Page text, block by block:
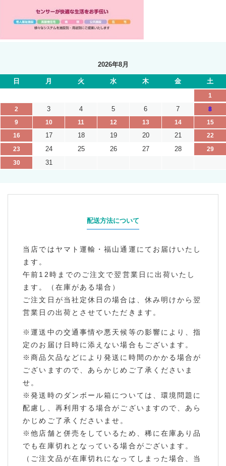
2026年8月
日 月 火 水 木 金 土
1
2
3 4 5 6 7
8
9
10 11 12 13 14
15
16
17 18 19 20 21
22
23
24 25 26 27 28
29
30
31
配送方法について
当店ではヤマト運輸・福山通運にてお届けいたし
ます。
午前12時までのご注文で翌営業日に出荷いたし
ます。（在庫がある場合）
ご注文日が当社定休日の場合は、休み明けから翌
営業日の出荷とさせていただきます。
※運送中の交通事情や悪天候等の影響により、指
定のお届け日時に添えない場合もございます。
※商品欠品などにより発送に時間のかかる場合が
ございますので、あらかじめご了承くださいま
せ。
※発送時のダンボール箱については、環境問題に
配慮し、再利用する場合がございますので、あら
かじめご了承くださいませ。
※他店舗と併売をしているため、稀に在庫あり品
でも在庫切れとなっている場合がございます。
（ご注文品が在庫切れになってしまった場合、当